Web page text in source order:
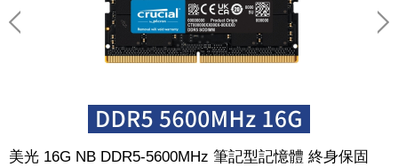
美光 16G NB DDR5-5600MHz 筆記型記憶體 終身保固